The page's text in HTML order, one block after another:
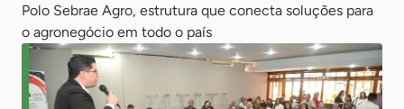
Polo Sebrae Agro, estrutura que conecta soluções para
o agronegócio em todo o país